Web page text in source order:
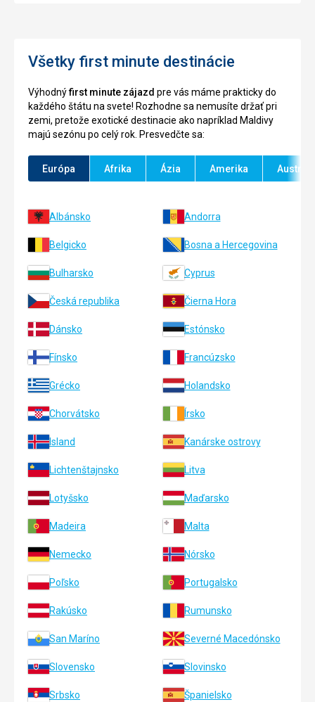
Všetky first minute destinácie
Výhodnýfirst minute zájazd pre vás máme prakticky do
každého štátu na svete! Rozhodne sa nemusíte držať pri
zemi, pretože exotické destinacie ako napríklad Maldivy
majú sezónu po celý rok. Presvedčte sa:
Európa Afrika Ázia Amerika
Albánsko Andorra
Belgicko Bosna a Hercegovina
Bulharsko Cyprus
Česká republika Čierna Hora
Dánsko Estónsko
Fínsko Francúzsko
Grécko Holandsko
Chorvátsko Írsko
Island Kanárske ostrovy
Lichtenštajnsko Litva
Lotyšsko Maďarsko
Madeira Malta
Nemecko Nórsko
Poľsko Portugalsko
Rakúsko Rumunsko
San Maríno Severné Macedónsko
Slovensko Slovinsko
Srbsko Španielsko